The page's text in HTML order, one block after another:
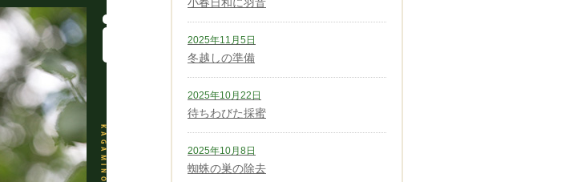
2025年11月5日
冬越しの準備
2025年10月22日
待ちわびた採蜜
2025年10月8日
蜘蛛の巣の除去